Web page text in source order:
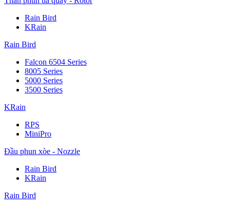
Rain Bird
KRain
Rain Bird
Falcon 6504 Series
8005 Series
5000 Series
3500 Series
KRain
RPS
MiniPro
Đầu phun xòe - Nozzle
Rain Bird
KRain
Rain Bird